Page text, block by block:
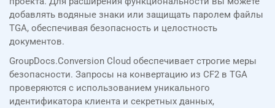
добавлять водяные знаки или защищать паролем файлы
TGA, обеспечивая безопасность и целостность
документов.
GroupDocs.Conversion Cloud обеспечивает строгие меры
безопасности. Запросы на конвертацию из CF2 в TGA
проверяются с использованием уникального
идентификатора клиента и секретных данных,